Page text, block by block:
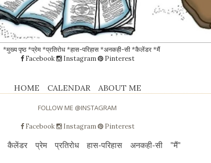
*मुख्य पृष्ठ*प्रेम*प्रतिरोध*हास-परिहास*अनकही-सी*कैलेंडर*मैं
Facebook
Instagram Pinterest
HOME CALENDAR ABOUT ME
FOLLOW ME @INSTAGRAM
Facebook Instagram Pinterest
कैलेंडर प्रेम प्रतिरोध हास-परिहास अनकही-सी "मैं"